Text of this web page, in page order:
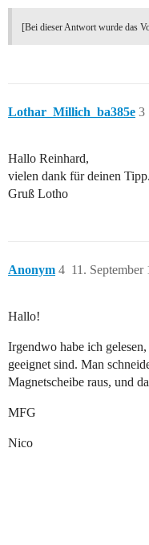
[Bei dieser Antwort wurde das
Lothar_Millich_ba385e 3
Hallo Reinhard,
vielen dank für deinen Tipp.
Gruß Lotho
Anonym 11.
4
Hallo!
Irgendwo habe ich
geeignet sind. Man
Magnetscheibe raus, und
MFG
Nico